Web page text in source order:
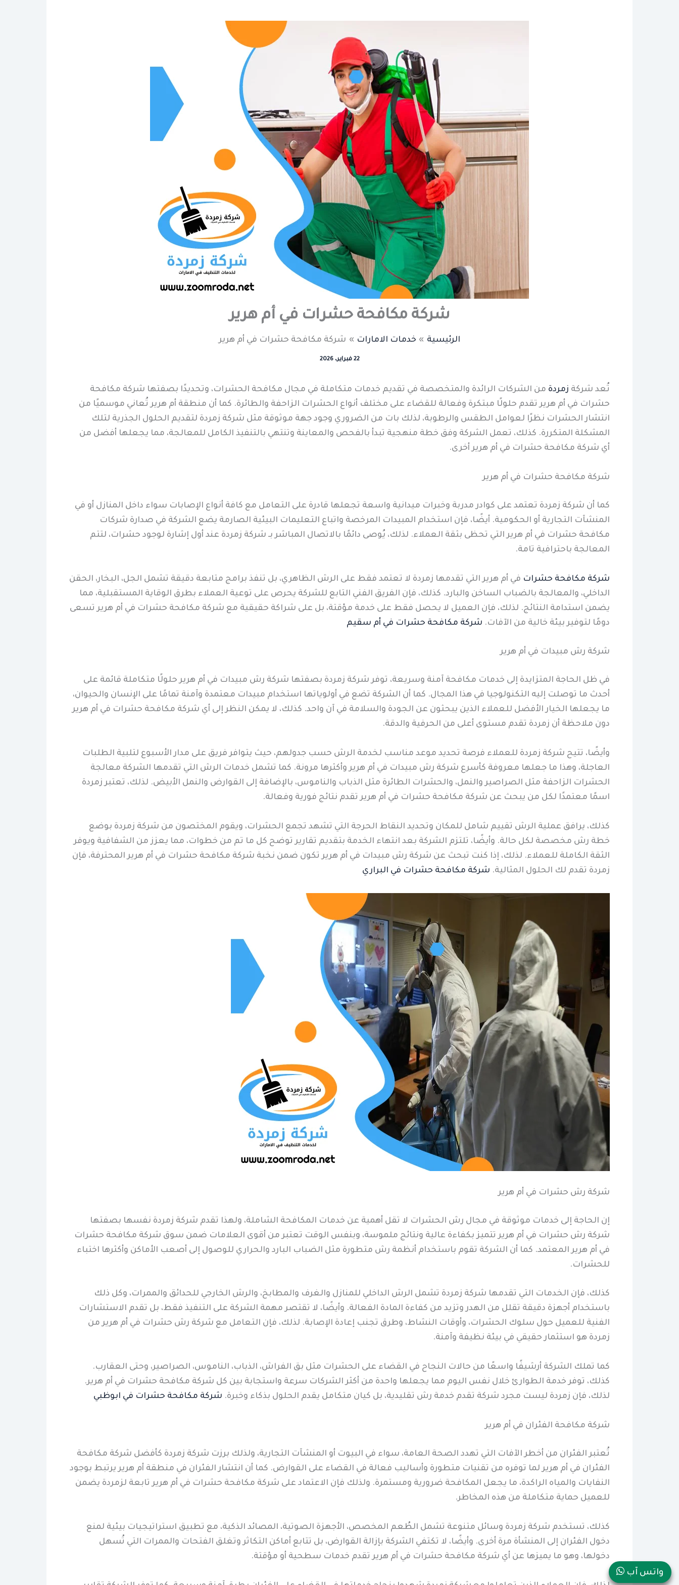
شركة مكافحة حشرات في أم هرير
الرئيسية خدمات الامارات شركة مكافحة حشرات في أم هرير
22 فبراير، 2026
تُعد شركة زمردة من الشركات الرائدة والمتخصصة في تقديم خدمات متكاملة في مجال مكافحة الحشرات، وتحديدًا بصفتها شركة مكافحة
حشرات في أم هرير تقدم حلولًا مبتكرة وفعالة للقضاء على مختلف أنواع الحشرات الزاحفة والطائرة. كما أن منطقة أم هرير تُعاني موسميًا من
انتشار الحشرات نظرًا لعوامل الطقس والرطوبة، لذلك بات من الضروري وجود جهة موثوقة مثل شركة زمردة لتقديم الحلول الجذرية لتلك
المشكلة المتكررة. كذلك، تعمل الشركة وفق خطة منهجية تبدأ بالفحص والمعاينة وتنتهي بالتنفيذ الكامل للمعالجة، مما يجعلها أفضل من
أي شركة مكافحة حشرات في أم هرير أخرى.
شركة مكافحة حشرات في أم هرير
كما أن شركة زمردة تعتمد على كوادر مدربة وخبرات ميدانية واسعة تجعلها قادرة على التعامل مع كافة أنواع الإصابات سواء داخل المنازل أو في
المنشآت التجارية أو الحكومية. أيضًا، فإن استخدام المبيدات المرخصة واتباع التعليمات البيئية الصارمة يضع الشركة في صدارة شركات
مكافحة حشرات في أم هرير التي تحظى بثقة العملاء. لذلك، يُوصى دائمًا بالاتصال المباشر بـ شركة زمردة عند أول إشارة لوجود حشرات، لتتم
المعالجة باحترافية تامة.
شركة مكافحة حشرات في أم هرير التي تقدمها زمردة لا تعتمد فقط على الرش الظاهري، بل تنفذ برامج متابعة دقيقة تشمل الجل، البخار، الحقن
الداخلي، والمعالجة بالضباب الساخن والبارد. كذلك، فإن الفريق الفني التابع للشركة يحرص على توعية العملاء بطرق الوقاية المستقبلية، مما
يضمن استدامة النتائج. لذلك، فإن العميل لا يحصل فقط على خدمة مؤقتة، بل على شراكة حقيقية مع شركة مكافحة حشرات في أم هرير تسعى
دومًا لتوفير بيئة خالية من الآفات. شركة مكافحة حشرات في أم سقيم
شركة رش مبيدات في أم هرير
في ظل الحاجة المتزايدة إلى خدمات مكافحة آمنة وسريعة، توفر شركة زمردة بصفتها شركة رش مبيدات في أم هرير حلولًا متكاملة قائمة على
أحدث ما توصلت إليه التكنولوجيا في هذا المجال. كما أن الشركة تضع في أولوياتها استخدام مبيدات معتمدة وآمنة تمامًا على الإنسان والحيوان،
ما يجعلها الخيار الأفضل للعملاء الذين يبحثون عن الجودة والسلامة في آن واحد. كذلك، لا يمكن النظر إلى أي شركة مكافحة حشرات في أم هرير
دون ملاحظة أن زمردة تقدم مستوى أعلى من الحرفية والدقة.
وأيضًا، تتيح شركة زمردة للعملاء فرصة تحديد موعد مناسب لخدمة الرش حسب جدولهم، حيث يتوافر فريق على مدار الأسبوع لتلبية الطلبات
العاجلة، وهذا ما جعلها معروفة كأسرع شركة رش مبيدات في أم هرير وأكثرها مرونة. كما تشمل خدمات الرش التي تقدمها الشركة معالجة
الحشرات الزاحفة مثل الصراصير والنمل، والحشرات الطائرة مثل الذباب والناموس، بالإضافة إلى القوارض والنمل الأبيض. لذلك، تعتبر زمردة
اسمًا معتمدًا لكل من يبحث عن شركة مكافحة حشرات في أم هرير تقدم نتائج فورية وفعالة.
كذلك، يرافق عملية الرش تقييم شامل للمكان وتحديد النقاط الحرجة التي تشهد تجمع الحشرات، ويقوم المختصون من شركة زمردة بوضع
خطة رش مخصصة لكل حالة. وأيضًا، تلتزم الشركة بعد انتهاء الخدمة بتقديم تقارير توضح كل ما تم من خطوات، مما يعزز من الشفافية ويوفر
الثقة الكاملة للعملاء. لذلك، إذا كنت تبحث عن شركة رش مبيدات في أم هرير تكون ضمن نخبة شركة مكافحة حشرات في أم هرير المحترفة، فإن
زمردة تقدم لك الحلول المثالية. شركة مكافحة حشرات في البراري
شركة رش حشرات في أم هرير
إن الحاجة إلى خدمات موثوقة في مجال رش الحشرات لا تقل أهمية عن خدمات المكافحة الشاملة، ولهذا تقدم شركة زمردة نفسها بصفتها
شركة رش حشرات في أم هرير تتميز بكفاءة عالية ونتائج ملموسة، وبنفس الوقت تعتبر من أقوى العلامات ضمن سوق شركة مكافحة حشرات
في أم هرير المعتمد. كما أن الشركة تقوم باستخدام أنظمة رش متطورة مثل الضباب البارد والحراري للوصول إلى أصعب الأماكن وأكثرها اختباء
للحشرات.
كذلك، فإن الخدمات التي تقدمها شركة زمردة تشمل الرش الداخلي للمنازل والغرف والمطابخ، والرش الخارجي للحدائق والممرات، وكل ذلك
باستخدام أجهزة دقيقة تقلل من الهدر وتزيد من كفاءة المادة الفعالة. وأيضًا، لا تقتصر مهمة الشركة على التنفيذ فقط، بل تقدم الاستشارات
الفنية للعميل حول سلوك الحشرات، وأوقات النشاط، وطرق تجنب إعادة الإصابة. لذلك، فإن التعامل مع شركة رش حشرات في أم هرير من
زمردة هو استثمار حقيقي في بيئة نظيفة وآمنة.
كما تملك الشركة أرشيفًا واسعًا من حالات النجاح في القضاء على الحشرات مثل بق الفراش، الذباب، الناموس، الصراصير، وحتى العقارب.
كذلك، توفر خدمة الطوارئ خلال نفس اليوم مما يجعلها واحدة من أكثر الشركات سرعة واستجابة بين كل شركة مكافحة حشرات في أم هرير.
لذلك، فإن زمردة ليست مجرد شركة تقدم خدمة رش تقليدية، بل كيان متكامل يقدم الحلول بذكاء وخبرة. شركة مكافحة حشرات في ابوظبي
شركة مكافحة الفئران في أم هرير
تُعتبر الفئران من أخطر الآفات التي تهدد الصحة العامة، سواء في البيوت أو المنشآت التجارية، ولذلك برزت شركة زمردة كأفضل شركة مكافحة
الفئران في أم هرير لما توفره من تقنيات متطورة وأساليب فعالة في القضاء على القوارض. كما أن انتشار الفئران في منطقة أم هرير يرتبط بوجود
النفايات والمياه الراكدة، ما يجعل المكافحة ضرورية ومستمرة. ولذلك فإن الاعتماد على شركة مكافحة حشرات في أم هرير تابعة لزمردة يضمن
للعميل حماية متكاملة من هذه المخاطر.
كذلك، تستخدم شركة زمردة وسائل متنوعة تشمل الطُعم المخصص، الأجهزة الصوتية، المصائد الذكية، مع تطبيق استراتيجيات بيئية لمنع
دخول الفئران إلى المنشأة مرة أخرى. وأيضًا، لا تكتفي الشركة بإزالة القوارض، بل تتابع أماكن التكاثر وتغلق الفتحات والممرات التي تُسهل
دخولها، وهو ما يميزها عن أي شركة مكافحة حشرات في أم هرير تقدم خدمات سطحية أو مؤقتة.
واتس آب